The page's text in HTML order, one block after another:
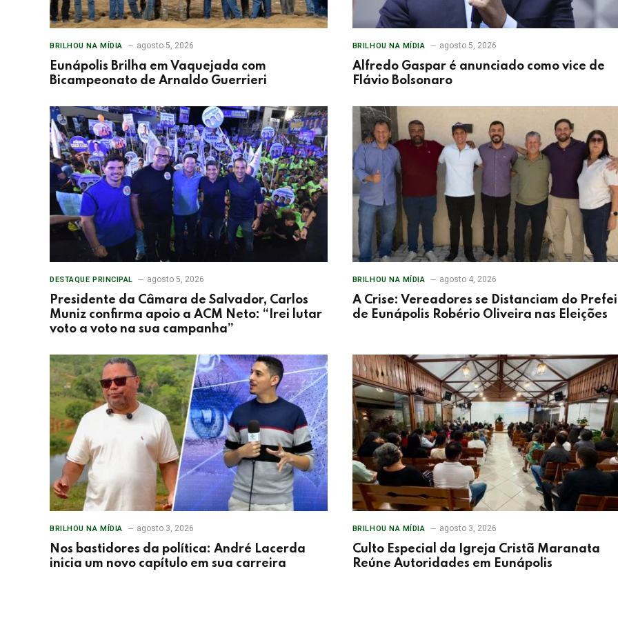
BRILHOU NA MÍDIA agosto 5, 2026
Eunápolis Brilha em Vaquejada com
Bicampeonato de Arnaldo Guerrieri
BRILHOU NA MÍDIA agosto 5, 2026
Alfredo Gaspar é anunciado como vice de
Flávio Bolsonaro
DESTAQUE PRINCIPAL agosto 5, 2026
Presidente da Câmara de Salvador, Carlos
Muniz confirma apoio a ACM Neto: “Irei lutar
voto a voto na sua campanha”
BRILHOU NA MÍDIA agosto 4, 2026
A Crise: Vereadores se Distanciam do
de Eunápolis Robério Oliveira nas Eleições
BRILHOU NA MÍDIA agosto 3, 2026
Nos bastidores da política: André Lacerda
inicia um novo capítulo em sua carreira
BRILHOU NA MÍDIA agosto 3, 2026
Culto Especial da Igreja Cristã Maranata
Reúne Autoridades em Eunápolis